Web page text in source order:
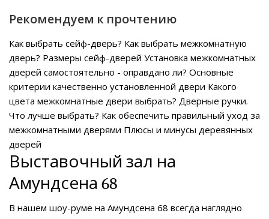
Рекомендуем к прочтению
Как выбрать сейф-дверь? Как выбрать межкомнатную
дверь? Размеры сейф-дверей Установка межкомнатных
дверей самостоятельно - оправдано ли? Основные
критерии качественно установленной двери Какого
цвета межкомнатные двери выбрать? Дверные ручки.
Что лучше выбрать? Как обеспечить правильный уход за
межкомнатными дверями Плюсы и минусы деревянных
дверей
Выставочный зал на
Амундсена 68
В нашем шоу-руме на Амундсена 68 всегда наглядно